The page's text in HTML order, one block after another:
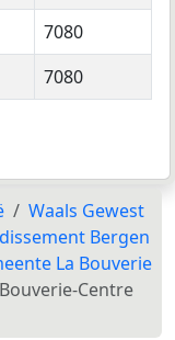
7080
7080
Waals Gewest
Bergen
La Bouverie
Centre